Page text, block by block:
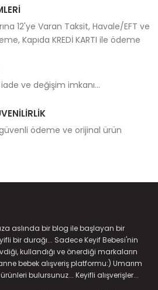
12'ye Varan Taksit, Havale/EFT ve
Kapıda KREDİ KARTI ile ödeme
ve değişim imkanı...
ödeme ve orijinal ürün
aslında bir blog ile başlayan bir
bir durağı... Sadece Keyif Bebesi'nin
kullandığı ve önerdiği markaların
bebek alışveriş platformu:) Umarım
bulursunuz... Keyifli alışverişler...